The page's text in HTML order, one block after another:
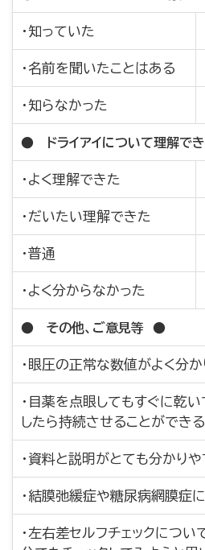
・知っていた
・名前を聞いたことはある
・知らなかった
● ドライアイについて理解で
・よく理解できた
・だいたい理解できた
・普通
・よく分からなかった
● その他、ご意見等 ●
・眼圧の正常な数値がよく分か
・目薬を点眼してもすぐに乾い
したら持続させることができ
・資料と説明がとても分かりや
・結膜弛緩症や糖尿病網膜症
・左右差セルフチェックについ